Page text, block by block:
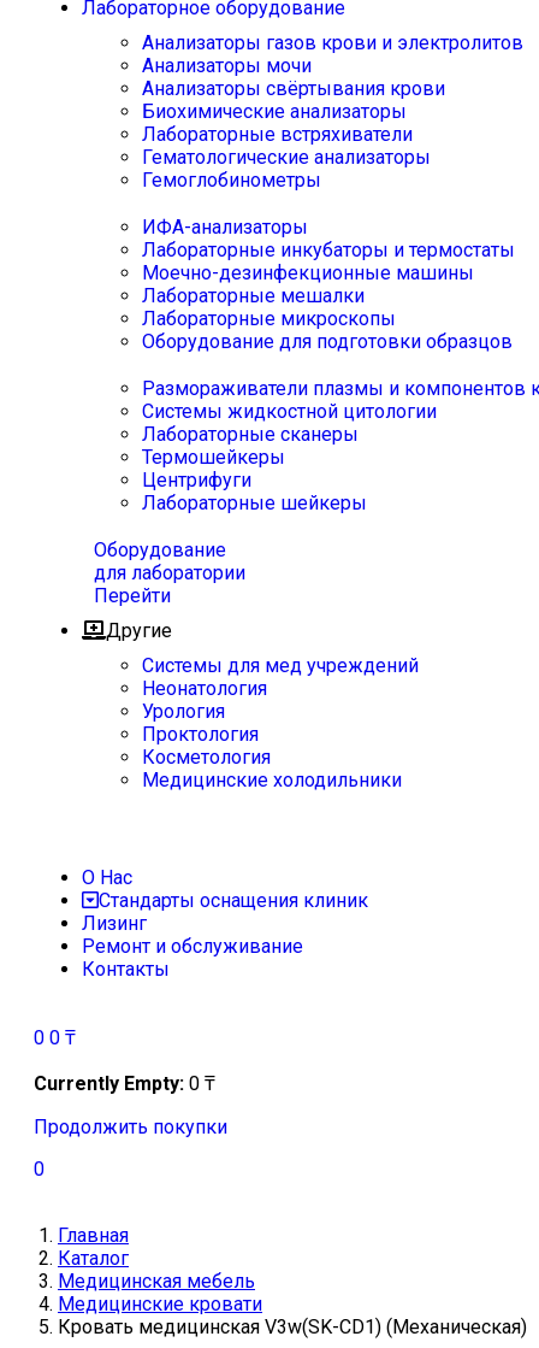
Лабораторное оборудование
Анализаторы газов крови и электролитов
Анализаторы мочи
Анализаторы свёртывания крови
Биохимические анализаторы
Лабораторные встряхиватели
Гематологические анализаторы
Гемоглобинометры
ИФА-анализаторы
Лабораторные инкубаторы и термостаты
Моечно-дезинфекционные машины
Лабораторные мешалки
Лабораторные микроскопы
Оборудование для подготовки образцов
Размораживатели плазмы и компонентов
Системы жидкостной цитологии
Лабораторные сканеры
Термошейкеры
Центрифуги
Лабораторные шейкеры
Оборудование
для лаборатории
Перейти
Другие
Системы для мед учреждений
Неонатология
Урология
Проктология
Косметология
Медицинские холодильники
О Нас
Стандарты оснащения клиник
Лизинг
Ремонт и обслуживание
Контакты
0 0 ₸
Currently Empty: 0 ₸
Продолжить покупки
0
Главная
Каталог
Медицинская мебель
Медицинские кровати
Кровать медицинская V3w(SK-CD1) (Механическая)